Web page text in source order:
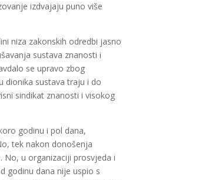
izdvajaju puno više
niza zakonskih odredbi jasno
sustava znanosti i
se upravo zbog
dionika sustava traju i do
sindikat znanosti i visokog
godinu i pol dana,
tek nakon donošenja
No, u organizaciji prosvjeda i
godinu dana nije uspio s